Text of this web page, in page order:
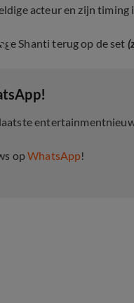
acteur en zijn timing
Shanti terug op de set
opWhatsApp!